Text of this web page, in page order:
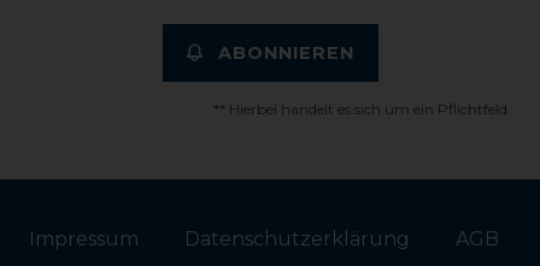
ABONNIEREN
** Hierbei handelt es sich um ein Pflichtfeld.
Impressum Daten­schutz­erklärung AGB